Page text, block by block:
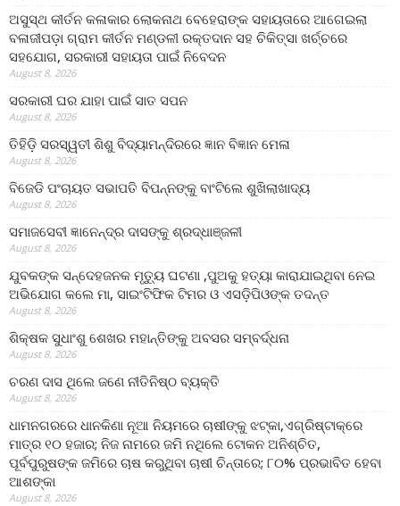
ଅସୁସ୍ଥ କୀର୍ତନ କଳାକାର ଲୋକନାଥ ବେହେରାଙ୍କ ସହାୟତାରେ ଆଗେଇଲା
ବଳାଜୀପଡ଼ା ଗ୍ରାମ କୀର୍ତନ ମଣ୍ଡଳୀ ରକ୍ତଦାନ ସହ ଚିକିତ୍ସା ଖର୍ଚ୍ଚରେ
ସହଯୋଗ, ସରକାରୀ ସହାୟତା ପାଇଁ ନିବେଦନ
August 8, 2026
ସରକାରୀ ଘର ଯାହା ପାଇଁ ସାତ ସପନ
August 8, 2026
ତିହିଡି଼ ସରସ୍ୱତୀ ଶିଶୁ ବିଦ୍ୟାମନ୍ଦିରରେ ଜ୍ଞାନ ବିଜ୍ଞାନ ମେଳା
August 8, 2026
ବିଜେଡି ପଂଚାୟତ ସଭାପତି ବିପନ୍ନଙ୍କୁ ବାଂଟିଲେ ଶୁଖିଲାଖାଦ୍ୟ
August 8, 2026
ସମାଜସେବୀ ଜ୍ଞାନେନ୍ଦ୍ର ଦାସଙ୍କୁ ଶ୍ରଦ୍ଧାଞ୍ଜଳୀ
August 8, 2026
ଯୁବକଙ୍କ ସନ୍ଦେହଜନକ ମୃତ୍ୟୁ ଘଟଣା ,ପୁଅକୁ ହତ୍ୟା କାରାଯାଇଥିବା ନେଇ
ଅଭିଯୋଗ କଲେ ମା, ସାଇଂଟିଫିକ ଟିମର ଓ ଏସଡ଼ିପିଓଙ୍କ ତଦନ୍ତ
August 8, 2026
ଶିକ୍ଷକ ସୁଧାଂଶୁ ଶେଖର ମହାନ୍ତିଙ୍କୁ ଅବସର ସମ୍ବର୍ଦ୍ଧନା
August 8, 2026
ଚରଣ ଦାସ ଥିଲେ ଜଣେ ନୀତିନିଷ୍ଠ ବ୍ୟକ୍ତି
August 8, 2026
ଧାମନଗରରେ ଧାନକିଣା ନୂଆ ନିୟମରେ ଚାଷୀଙ୍କୁ ଝଟ୍‌କା,ଏଗ୍ରିଷ୍ଟାକ୍‌ରେ
ମାତ୍ର ୧୦ ହଜାର; ନିଜ ନାମରେ ଜମି ନଥିଲେ ଟୋକନ ଅନିଶ୍ଚିତ,
ପୂର୍ବପୁରୁଷଙ୍କ ଜମିରେ ଚାଷ କରୁଥିବା ଚାଷୀ ଚିନ୍ତାରେ; ୮୦% ପ୍ରଭାବିତ ହେବା
ଆଶଙ୍କା
August 8, 2026